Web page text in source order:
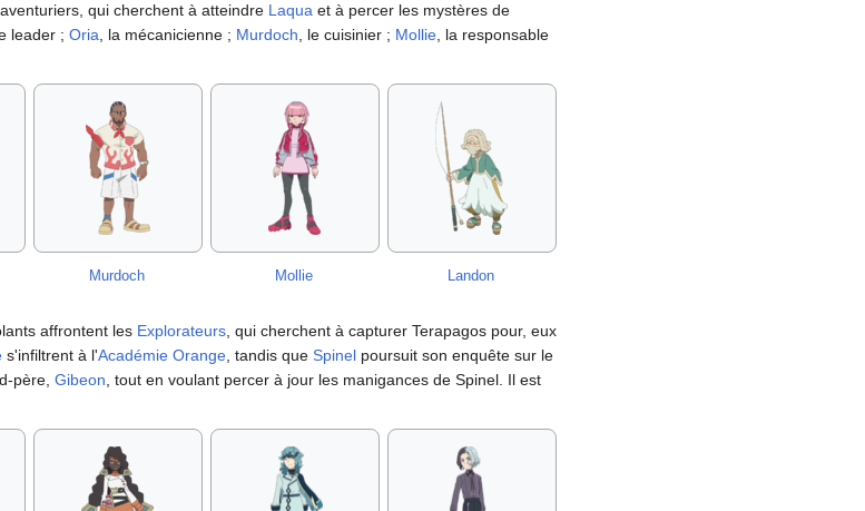
qui cherchent à atteindre Laqua et à percer les mystères de
leader ; Oria, la mécanicienne ; Murdoch, le cuisinier ; Mollie, la responsable
Murdoch Mollie Landon
affrontent les Explorateurs , qui cherchent à capturer Terapagos pour, eux
s'infiltrent à l'Académie Orange , tandis que Spinel poursuit son enquête sur le
père, Gibeon , tout en voulant percer à jour les manigances de Spinel. Il est